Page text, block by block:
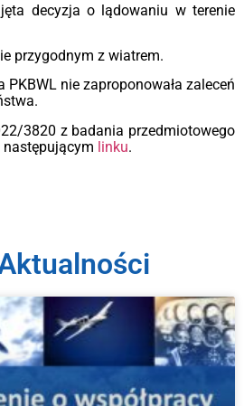
decyzja o lądowaniu w terenie
przygodnym z wiatrem.
PKBWL nie zaproponowała zaleceń
3820 z badania przedmiotowego
linku.